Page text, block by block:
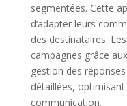
segmentées. Cette
d’adapter leurs
des destinataires.
campagnes grâce
gestion des
détaillées,
communication.